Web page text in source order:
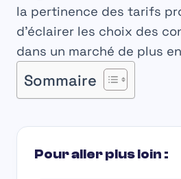
la pertinence des tarifs
d’éclairer les choix des
dans un marché de plus
Sommaire
Pour aller plus loin :